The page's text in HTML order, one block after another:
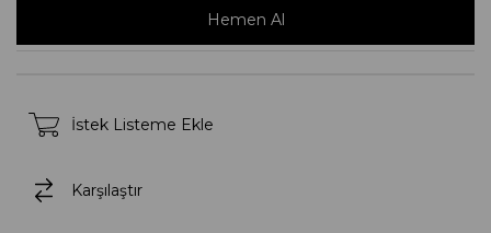
İstek Listeme Ekle
Karşılaştır